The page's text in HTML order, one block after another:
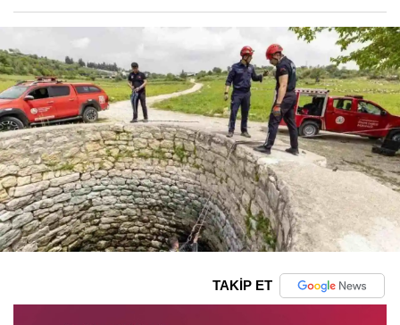
TAKİP ET